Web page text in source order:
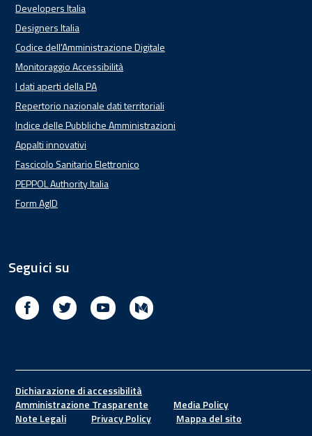
Developers Italia
Designers Italia
Codice dell'Amministrazione Digitale
Monitoraggio Accessibilità
I dati aperti della PA
Repertorio nazionale dati territoriali
Indice delle Pubbliche Amministrazioni
Appalti innovativi
Fascicolo Sanitario Elettronico
PEPPOL Authority Italia
Form AgID
Seguici su
Facebook Twitter Youtube
Footer
Dichiarazione di accessibilità
Amministrazione Trasparente
Media Policy
Note Legali
Privacy Policy Mappa del sito